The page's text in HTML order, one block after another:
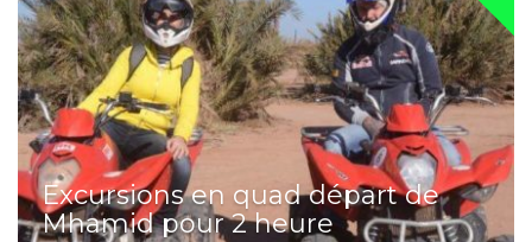
Excursions en quad départ de
Mhamid pour 2 heure